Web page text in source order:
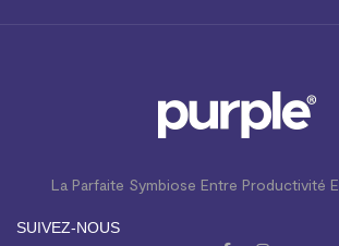
La Parfaite Symbiose Entre Productivité
SUIVEZ-NOUS